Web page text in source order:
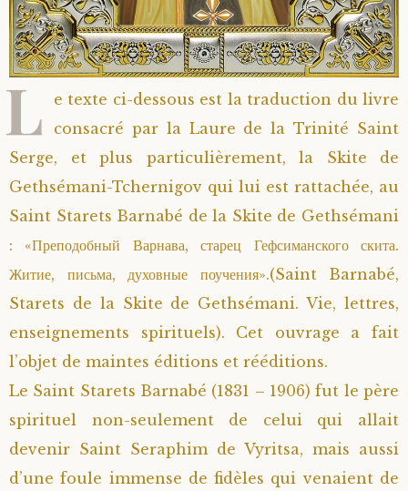
L
e texte ci-dessous est la traduction du livre
consacré par la Laure de la Trinité Saint
Serge, et plus particulièrement, la Skite de
Gethsémani-Tchernigov qui lui est rattachée, au
Saint Starets Barnabé de la Skite de Gethsémani
: «Преподобный Варнава, старец Гефсиманского скита.
Житие, письма, духовные поучения».(Saint Barnabé,
Starets de la Skite de Gethsémani. Vie, lettres,
enseignements spirituels). Cet ouvrage a fait
l’objet de maintes éditions et rééditions.
Le Saint Starets Barnabé (1831 – 1906) fut le père
spirituel non-seulement de celui qui allait
devenir Saint Seraphim de Vyritsa, mais aussi
d’une foule immense de fidèles qui venaient de